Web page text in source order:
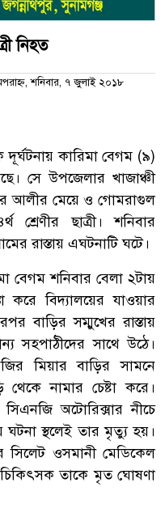
নিহত
শনিবার, ৭ জুলাই ২০১৮
দূর্ঘটনায় কারিমা বেগম (৯)
সে উপজেলার খাজাঞ্চী
আলীর মেয়ে ও গোমরাগুল
শ্রেণীর ছাত্রী। শনিবার
রাস্তায় এঘটনাটি ঘটে।
বেগম শনিবার বেলা ২টায়
করে বিদ্যালয়ের যাওয়ার
বাড়ির সম্মুখের রাস্তায়
সহপাঠীদের সাথে উঠে।
মিয়ার বাড়ির সামনে
নামার চেষ্টা করে।
অটোরিক্সার নীচে
স্থলেই তার মৃত্যু হয়।
সিলেট ওসমানী মেডিকেল
চিকিৎসক তাকে মৃত ঘোষণা